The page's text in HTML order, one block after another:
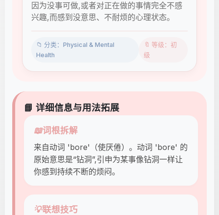
因为没事可做,或者对正在做的事情完全不感
兴趣,而感到没意思、不耐烦的心理状态。
📁 分类：Physical & Mental
Health
🔖 等级：初
级
📘 详细信息与用法拓展
📖词根拆解
来自动词 'bore'（使厌倦）。动词 'bore' 的
原始意思是“钻洞”,引申为某事像钻洞一样让
你感到持续不断的烦闷。
💡联想技巧